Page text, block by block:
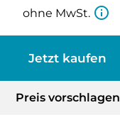
ohne MwSt. info_outline
Jetzt kaufen
Preis vorschlagen